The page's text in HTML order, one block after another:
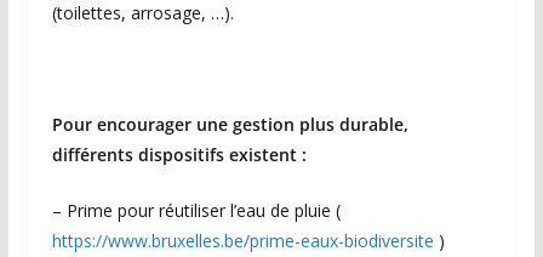
(toilettes, arrosage, …).
Pour encourager une gestion plus durable,
différents dispositifs existent :
– Prime pour réutiliser l’eau de pluie (
https://www.bruxelles.be/prime-eaux-biodiversite )